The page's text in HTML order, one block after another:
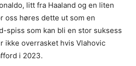
litt fra Haaland og en liten
oss høres dette ut som en
spiss som kan bli en stor suksess
ikke overrasket hvis Vlahovic
i 2023.